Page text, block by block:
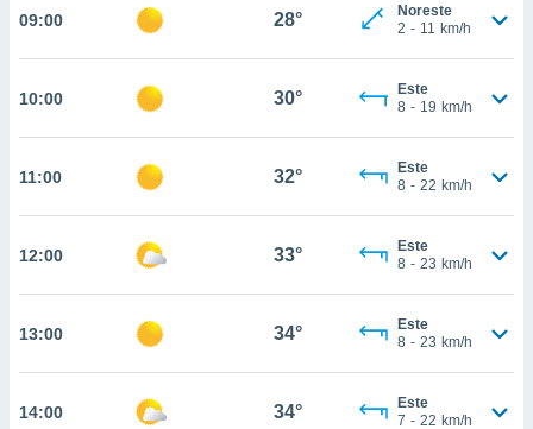
se
o
09:00 28°
Noreste
2 - 11 km/h
10:00 30°
Este
8 - 19 km/h
11:00 32°
Este
8 - 22 km/h
12:00 33°
Este
8 - 23 km/h
13:00 34°
Este
8 - 23 km/h
14:00 34°
Este
7 - 22 km/h